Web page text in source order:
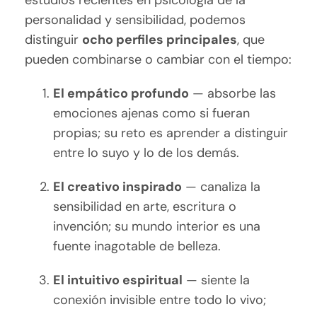
personalidad y sensibilidad, podemos
distinguir ocho perfiles principales, que
pueden combinarse o cambiar con el tiempo:
El empático profundo — absorbe las
emociones ajenas como si fueran
propias; su reto es aprender a distinguir
entre lo suyo y lo de los demás.
El creativo inspirado — canaliza la
sensibilidad en arte, escritura o
invención; su mundo interior es una
fuente inagotable de belleza.
El intuitivo espiritual — siente la
conexión invisible entre todo lo vivo;